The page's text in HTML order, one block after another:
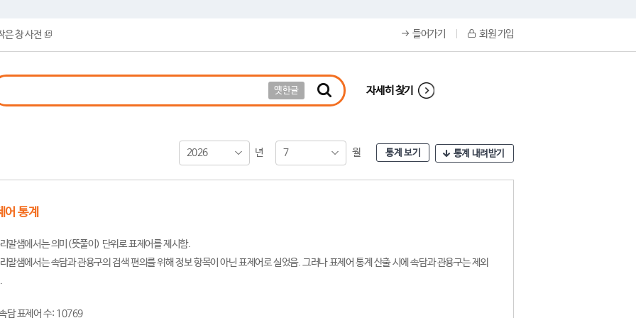
은 창 사전 들어가기 회원 가입
옛한글 자세히 찾기
2026 년 7 월 통계 보기 통계 내려받기
어 통계
말샘에서는 의미(뜻풀이) 단위로 표제어를 제시함.
말샘에서는 속담과 관용구의 검색 편의를 위해 정보 항목이 아닌 표제어로 실었음. 그러나 표제어 통계 산출 시에 속담과 관용구는 제외
담 표제어 수: 10769